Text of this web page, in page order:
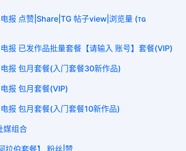
报 点赞|Share|TG 帖子view|浏览量 (ᴛɢ
报 已发作品批量套餐【请输入 账号】套餐(VIP)
报 包月套餐(入门套餐30新作品)
报 包月套餐(VIP)
报 包月套餐(入门套餐10新作品)
媒组合
拉伯套餐】 粉丝|赞